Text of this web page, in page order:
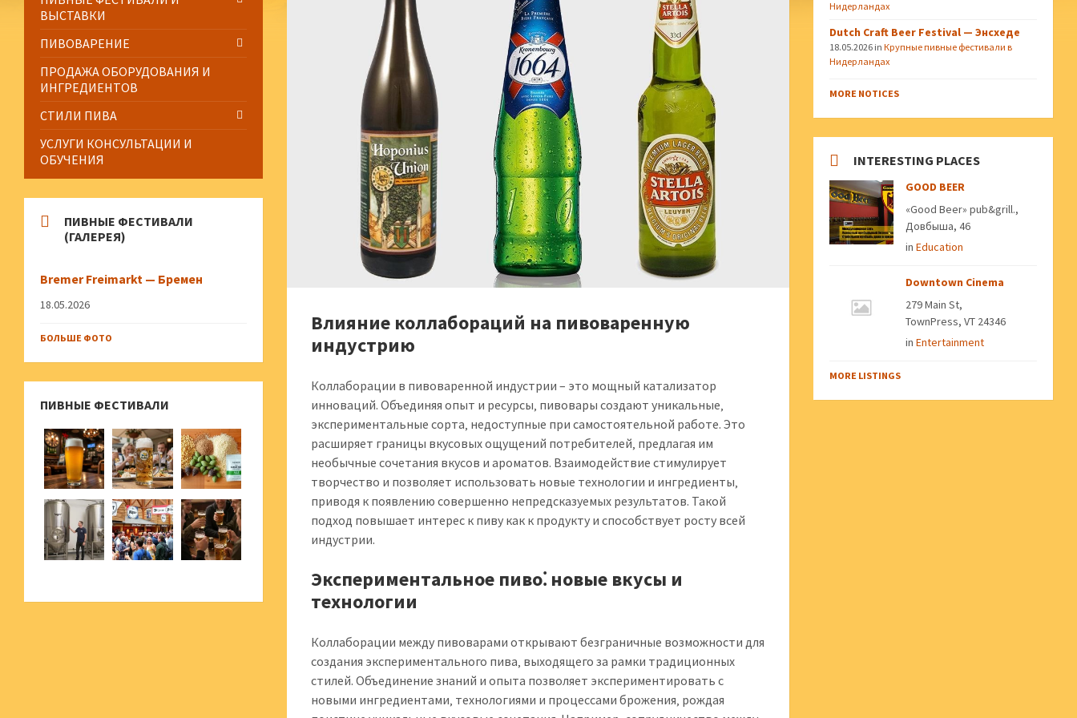
Влияние коллабораций на пивоваренную
индустрию
Коллаборации в пивоваренной индустрии – это мощный катализатор
инноваций. Объединяя опыт и ресурсы‚ пивовары создают уникальные‚
экспериментальные сорта‚ недоступные при самостоятельной работе. Это
расширяет границы вкусовых ощущений потребителей‚ предлагая им
необычные сочетания вкусов и ароматов. Взаимодействие стимулирует
творчество и позволяет использовать новые технологии и ингредиенты‚
приводя к появлению совершенно непредсказуемых результатов. Такой
подход повышает интерес к пиву как к продукту и способствует росту всей
индустрии.
Экспериментальное пиво⁚ новые вкусы и
технологии
Коллаборации между пивоварами открывают безграничные возможности для
создания экспериментального пива‚ выходящего за рамки традиционных
стилей. Объединение знаний и опыта позволяет экспериментировать с
новыми ингредиентами‚ технологиями и процессами брожения‚ рождая
ВЫСТАВКИ
ПИВОВАРЕНИЕ
ПРОДАЖА ОБОРУДОВАНИЯ И
ИНГРЕДИЕНТОВ
СТИЛИ ПИВА
УСЛУГИ КОНСУЛЬТАЦИИ И
ОБУЧЕНИЯ
ПИВНЫЕ ФЕСТИВАЛИ
(ГАЛЕРЕЯ)
Bremer Freimarkt — Бремен
18.05.2026
БОЛЬШЕ ФОТО
ПИВНЫЕ ФЕСТИВАЛИ
Нидерландах
Dutch Craft Beer Festival — Энсхеде
18.05.2026 inКрупные пивные фестивали в
Нидерландах
MORE NOTICES
INTERESTING PLACES
GOOD BEER
«Good Beer» pub&grill.,
Довбыша, 46
inEducation
Downtown Cinema
279 Main St,
TownPress, VT 24346
inEntertainment
MORE LISTINGS